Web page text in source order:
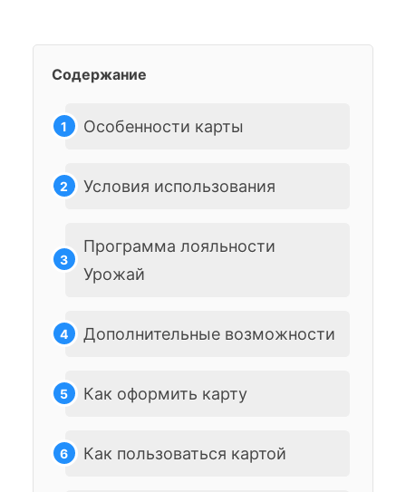
Содержание
Особенности карты
Условия использования
Программа лояльности
Урожай
Дополнительные возможности
Как оформить карту
Как пользоваться картой